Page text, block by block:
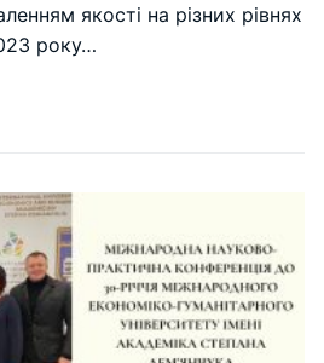
якості на різних рівнях
року…